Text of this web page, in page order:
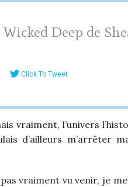
Deep de
Click To Tweet
vraiment, l’univers
d’ailleurs m’arrêter
vraiment vu venir, je